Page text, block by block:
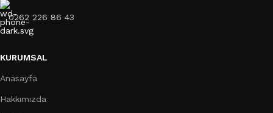
0262 226 86 43
KURUMSAL
Anasayfa
Hakkımızda